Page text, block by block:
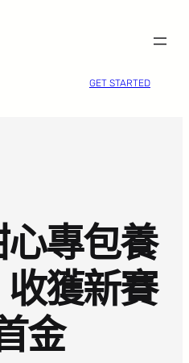
GET STARTED
專包養
獲新賽
金